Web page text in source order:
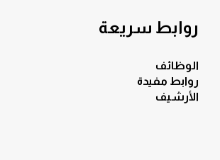
روابط سريعة
الوظائف
روابط مفيدة
الأرشيف